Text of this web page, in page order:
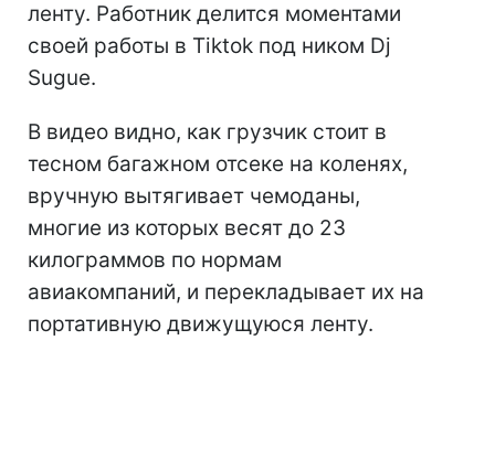
ленту. Работник делится моментами
своей работы в Tiktok под ником Dj
Sugue.
В видео видно, как грузчик стоит в
тесном багажном отсеке на коленях,
вручную вытягивает чемоданы,
многие из которых весят до 23
килограммов по нормам
авиакомпаний, и перекладывает их на
портативную движущуюся ленту.